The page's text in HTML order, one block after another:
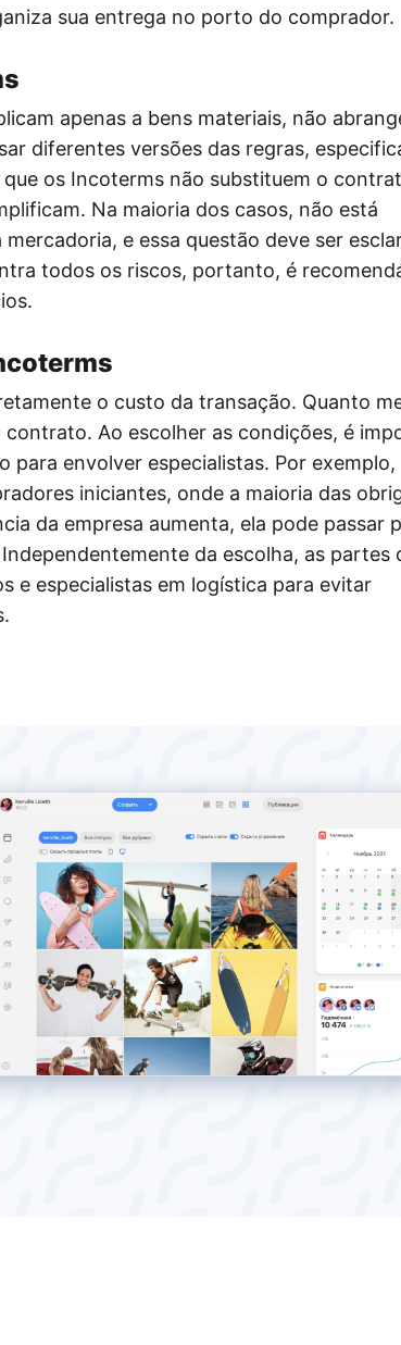
sua entrega no porto do comprador.
apenas a bens materiais, não
diferentes versões das regras,
os Incoterms não substituem o
Na maioria dos casos, não está
e essa questão deve ser
todos os riscos, portanto, é
o custo da transação. Quanto
Ao escolher as condições, é
para envolver especialistas. Por exemplo,
iniciantes, onde a maioria das
da empresa aumenta, ela pode passar
da escolha, as partes
e especialistas em logística para evitar